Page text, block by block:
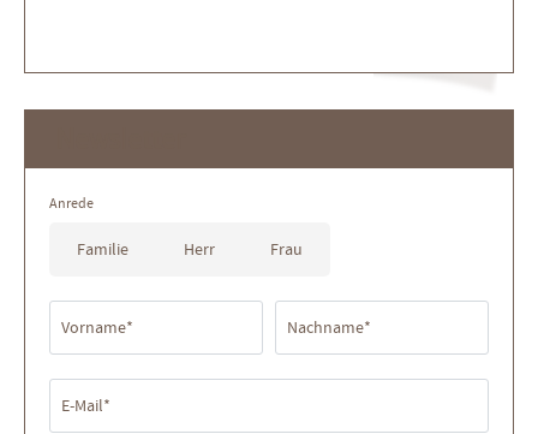
Anrede
Familie Herr Frau
Vorname* Nachname*
E-Mail*